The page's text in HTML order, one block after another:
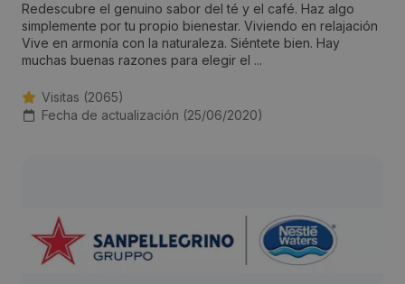
Redescubre el genuino sabor del té y el café. Haz algo
simplemente por tu propio bienestar. Viviendo en relajación
Vive en armonía con la naturaleza. Siéntete bien. Hay
muchas buenas razones para elegir el ...
Visitas (2065)
Fecha de actualización (25/06/2020)